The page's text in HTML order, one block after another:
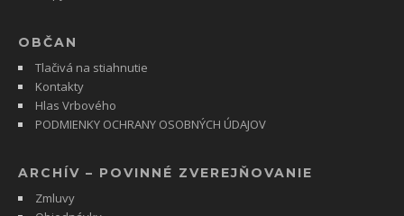
OBČAN
Tlačivá na stiahnutie
Kontakty
Hlas Vrbového
PODMIENKY OCHRANY OSOBNÝCH ÚDAJOV
ARCHÍV – POVINNÉ ZVEREJŇOVANIE
Zmluvy